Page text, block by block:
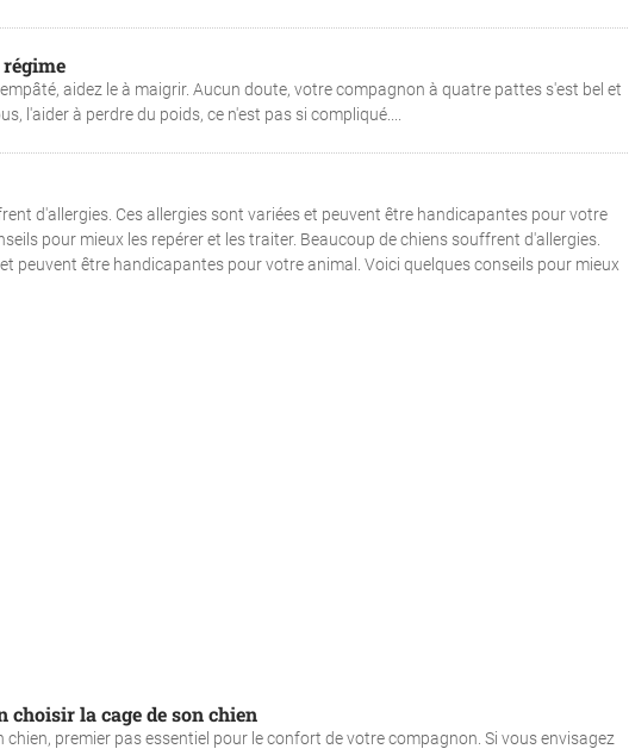
aidez le à maigrir. Aucun doute, votre compagnon à quatre pattes s'est bel et
l'aider à perdre du poids, ce n'est pas si compliqué....
d'allergies. Ces allergies sont variées et peuvent être handicapantes pour votre
pour mieux les repérer et les traiter. Beaucoup de chiens souffrent d'allergies.
peuvent être handicapantes pour votre animal. Voici quelques conseils pour mieux
choisir la cage de son chien
chien, premier pas essentiel pour le confort de votre compagnon. Si vous envisagez